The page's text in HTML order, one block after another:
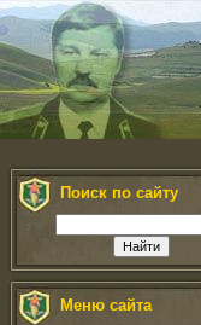
Поиск по сайту
Меню сайта